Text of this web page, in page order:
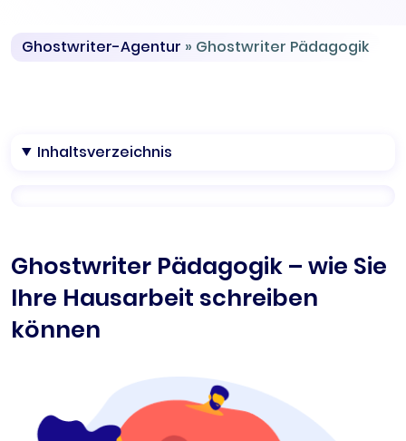
Ghostwriter-Agentur » Ghostwriter Pädagogik
Inhaltsverzeichnis
Ghostwriter Pädagogik – wie Sie
Ihre Hausarbeit schreiben
können